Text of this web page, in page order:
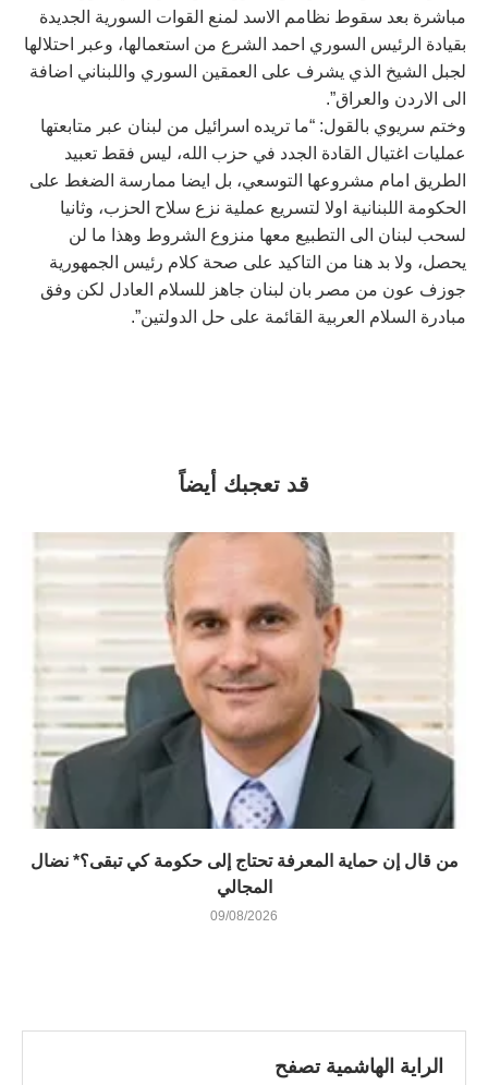
مباشرة بعد سقوط نظامم الاسد لمنع القوات السورية الجديدة
بقيادة الرئيس السوري احمد الشرع من استعمالها، وعبر احتلالها
لجبل الشيخ الذي يشرف على العمقين السوري واللبناني اضافة
الى الاردن والعراق”.
وختم سريوي بالقول: “ما تريده اسرائيل من لبنان عبر متابعتها
عمليات اغتيال القادة الجدد في حزب الله، ليس فقط تعبيد
الطريق امام مشروعها التوسعي، بل ايضا ممارسة الضغط على
الحكومة اللبنانية اولا لتسريع عملية نزع سلاح الحزب، وثانيا
لسحب لبنان الى التطبيع معها منزوع الشروط وهذا ما لن
يحصل، ولا بد هنا من التاكيد على صحة كلام رئيس الجمهورية
جوزف عون من مصر بان لبنان جاهز للسلام العادل لكن وفق
مبادرة السلام العربية القائمة على حل الدولتين”.
قد تعجبك أيضاً
من قال إن حماية المعرفة تحتاج إلى حكومة كي تبقى؟* نضال
المجالي
09/08/2026
الراية الهاشمية تصفح